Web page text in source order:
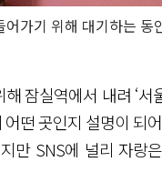
어가기 위해 대기하는 동
잠실역에서 내려 ‘
떤 곳인지 설명이 되
만 SNS에 널리 자랑